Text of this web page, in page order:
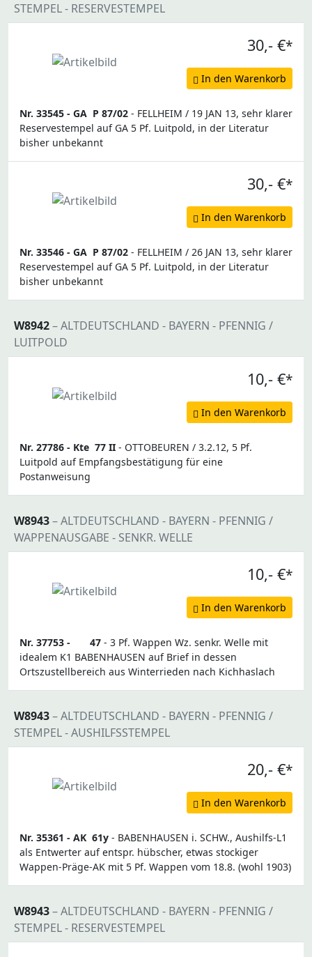
STEMPEL - RESERVESTEMPEL
30,- €*
In den Warenkorb
Nr. 33545 - GA P 87/02 - FELLHEIM / 19 JAN 13, sehr klarer
Reservestempel auf GA 5 Pf. Luitpold, in der Literatur
bisher unbekannt
30,- €*
In den Warenkorb
Nr. 33546 - GA P 87/02 - FELLHEIM / 26 JAN 13, sehr klarer
Reservestempel auf GA 5 Pf. Luitpold, in der Literatur
bisher unbekannt
W8942– ALTDEUTSCHLAND - BAYERN - PFENNIG /
LUITPOLD
10,- €*
In den Warenkorb
Nr. 27786 - Kte 77 II - OTTOBEUREN / 3.2.12, 5 Pf.
Luitpold auf Empfangsbestätigung für eine
Postanweisung
W8943– ALTDEUTSCHLAND - BAYERN - PFENNIG /
WAPPENAUSGABE - SENKR. WELLE
10,- €*
In den Warenkorb
Nr. 37753 - 47 - 3 Pf. Wappen Wz. senkr. Welle mit
idealem K1 BABENHAUSEN auf Brief in dessen
Ortszustellbereich aus Winterrieden nach Kichhaslach
W8943– ALTDEUTSCHLAND - BAYERN - PFENNIG /
STEMPEL - AUSHILFSSTEMPEL
20,- €*
In den Warenkorb
Nr. 35361 - AK 61y - BABENHAUSEN i. SCHW., Aushilfs-L1
als Entwerter auf entspr. hübscher, etwas stockiger
Wappen-Präge-AK mit 5 Pf. Wappen vom 18.8. (wohl 1903)
W8943– ALTDEUTSCHLAND - BAYERN - PFENNIG /
STEMPEL - RESERVESTEMPEL